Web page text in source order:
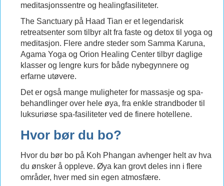
meditasjonssentre og healingfasiliteter.
The Sanctuary på Haad Tian er et legendarisk
retreatsenter som tilbyr alt fra faste og detox til yoga og
meditasjon. Flere andre steder som Samma Karuna,
Agama Yoga og Orion Healing Center tilbyr daglige
klasser og lengre kurs for både nybegynnere og
erfarne utøvere.
Det er også mange muligheter for massasje og spa-
behandlinger over hele øya, fra enkle strandboder til
luksuriøse spa-fasiliteter ved de finere hotellene.
Hvor bør du bo?
Hvor du bør bo på Koh Phangan avhenger helt av hva
du ønsker å oppleve. Øya kan grovt deles inn i flere
områder, hver med sin egen atmosfære.